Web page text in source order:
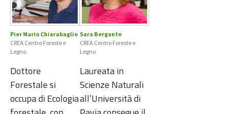
Pier Mario Chiarabaglio
CREA Centro Foreste e
Legno
Dottore
Forestale si
occupa di Ecologia
Sara Bergante
CREA Centro Foreste e
Legno
Laureata in
Scienze Naturali
all’Università di